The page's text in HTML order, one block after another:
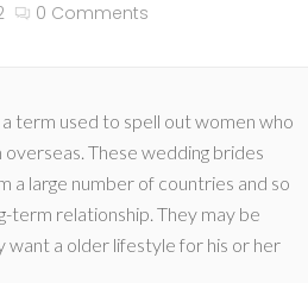
0 Comments
term used to spell out women who
These wedding brides
a large number of countries and so
term relationship. They may be
a older lifestyle for his or her